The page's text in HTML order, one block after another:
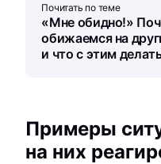
Почитать по теме
«Мне обидно!»
обижаемся на
и что с этим
Примеры
на них